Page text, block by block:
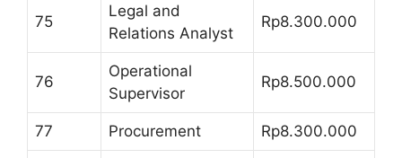
75
Legal and
Relations Analyst
Rp8.300.000
76
Operational
Supervisor
Rp8.500.000
77 Procurement Rp8.300.000